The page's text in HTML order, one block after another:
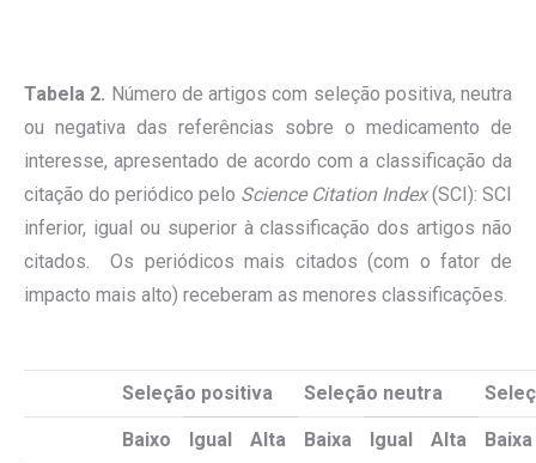
Tabela 2. Número de artigos com seleção positiva, neutra
ou negativa das referências sobre o medicamento de
interesse, apresentado de acordo com a classificação da
citação do periódico pelo Science Citation Index(SCI): SCI
inferior, igual ou superior à classificação dos artigos não
citados. Os periódicos mais citados (com o fator de
impacto mais alto) receberam as menores classificações.
Seleção positiva Seleção neutra
Baixo Igual Alta Baixa Igual Alta Baixa